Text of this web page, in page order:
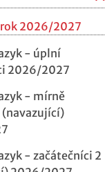
2026/2027
- úplní
2026/2027
- mírně
(navazující)
- začátečníci 2